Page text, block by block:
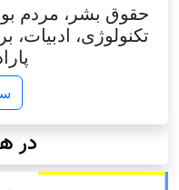
حقوق بشر، مردم
تکنولوژی، ادبیات،
در